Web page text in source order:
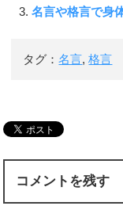
名言や格言で身
タグ：名言,格言
コメントを残す